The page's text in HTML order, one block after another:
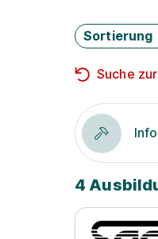
Sortierung
Suche
4